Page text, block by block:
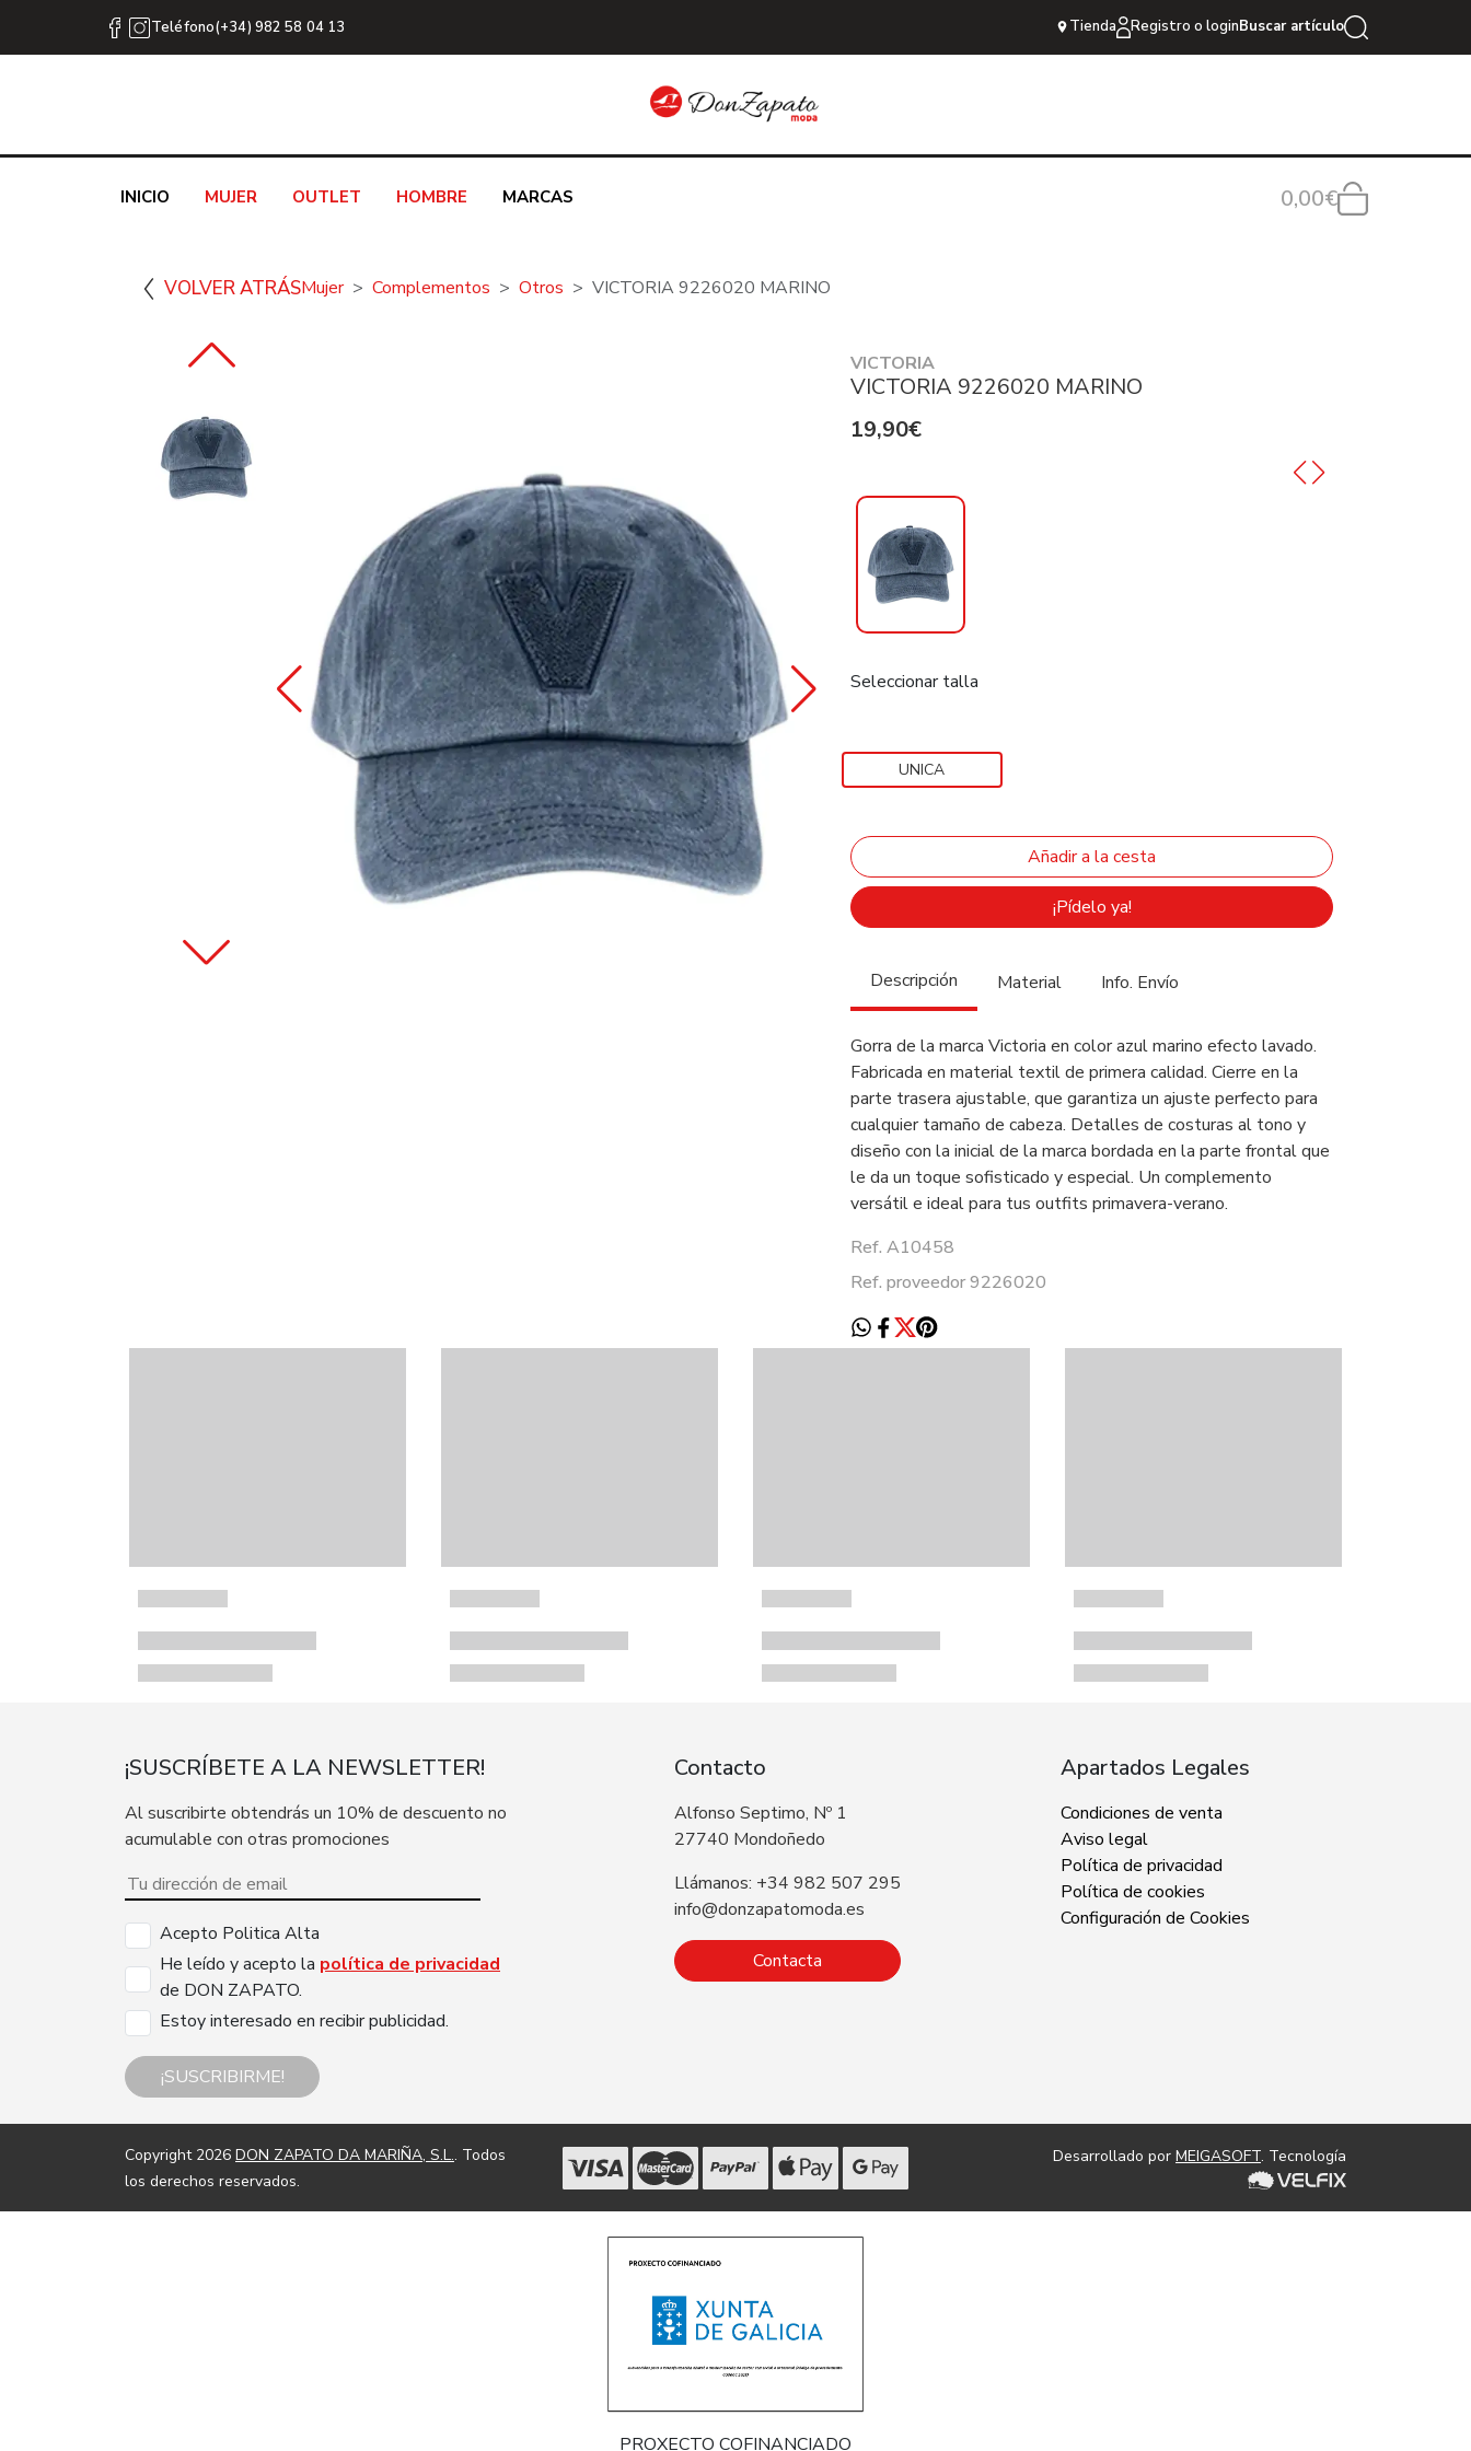
Teléfono(+34) 982 58 04 13 Tienda Registro o loginBuscar artículo
INICIO MUJER OUTLET HOMBRE MARCAS 0,00€
VOLVER ATRÁSMujer Complementos Otros VICTORIA 9226020 MARINO
VICTORIA
VICTORIA 9226020 MARINO
19,90€
Seleccionar talla
UNICA
¡Pídelo ya!
Descripción Material Info. Envío
Gorra de la marca Victoria en color azul marino efecto lavado.
Fabricada en material textil de primera calidad. Cierre en la
parte trasera ajustable, que garantiza un ajuste perfecto para
cualquier tamaño de cabeza. Detalles de costuras al tono y
diseño con la inicial de la marca bordada en la parte frontal que
le da un toque sofisticado y especial. Un complemento
versátil e ideal para tus outfits primavera-verano.
Ref. A10458
Ref. proveedor 9226020
¡SUSCRÍBETE A LA NEWSLETTER!
Al suscribirte obtendrás un 10% de descuento no
acumulable con otras promociones
Acepto Politica Alta
He leído y acepto la política de privacidad
de DON ZAPATO.
Estoy interesado en recibir publicidad.
¡SUSCRIBIRME!
Contacto
Alfonso Septimo, Nº 1
27740 Mondoñedo
Llámanos: +34 982 507 295
info@donzapatomoda.es
Contacta
Apartados Legales
Condiciones de venta
Aviso legal
Política de privacidad
Política de cookies
Configuración de Cookies
Copyright 2026 DON ZAPATO DA MARIÑA, S.L.. Todos
los derechos reservados.
Desarrollado por MEIGASOFT. Tecnología
PROXECTO COFINANCIADO